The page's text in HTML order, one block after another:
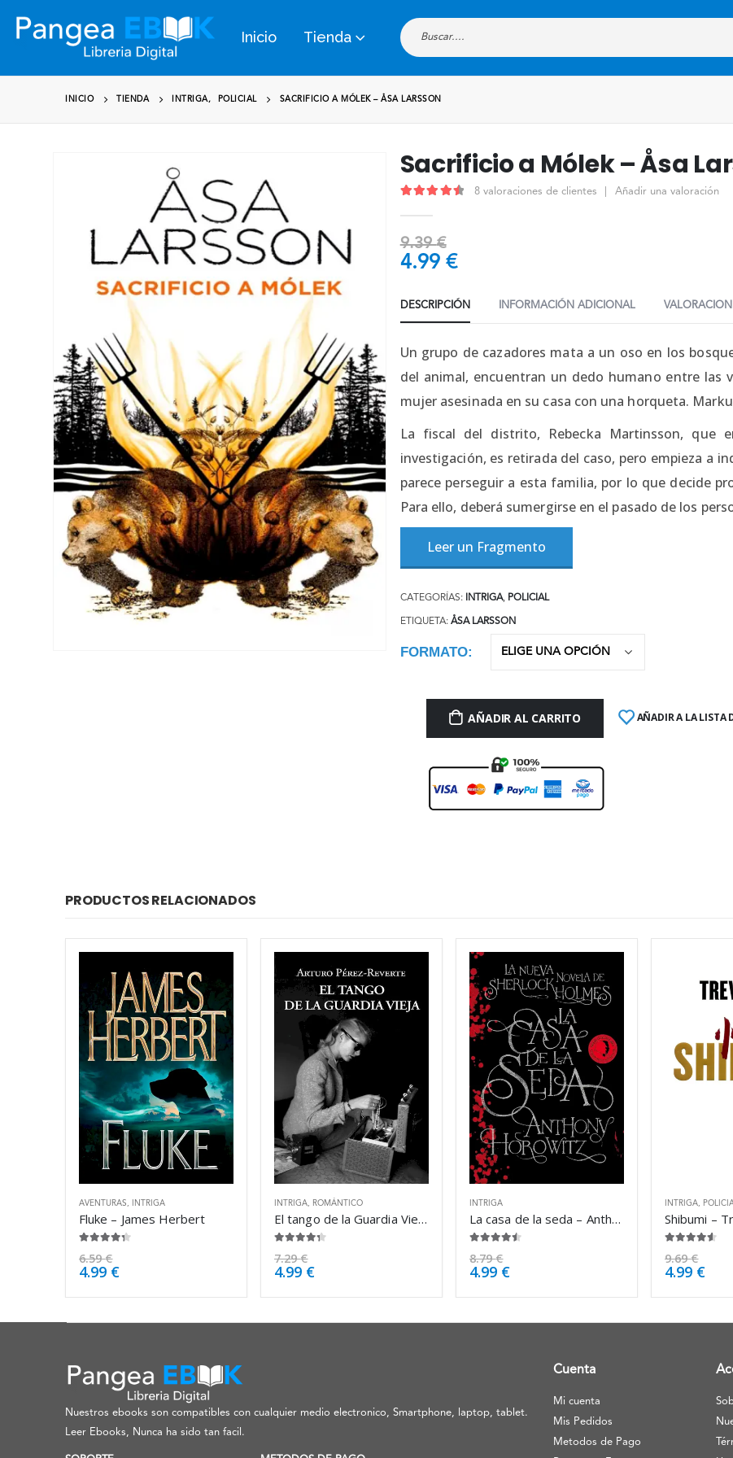
Inicio Tienda
INICIO TIENDA INTRIGA , POLICIAL SACRIFICIO A MÓLEK – ÅSA LARSSON
Sacrificio a Mólek – Åsa
8valoraciones de clientes Añadir una valoración
9.39€
4.99 €
DESCRIPCIÓN INFORMACIÓN ADICIONAL
Un grupo de cazadores mata a un oso en los
del animal, encuentran un dedo humano entre las
mujer asesinada en su casa con una horqueta.
La fiscal del distrito, Rebecka Martinsson,
investigación, es retirada del caso, pero empieza a
parece perseguir a esta familia, por lo que decide
Para ello, deberá sumergirse en el pasado de los
Leer un Fragmento
CATEGORÍAS: INTRIGA, POLICIAL
ETIQUETA: ÅSA LARSSON
FORMATO
AÑADIR AL CARRITO AÑADIR A LA LISTA
PRODUCTOS RELACIONADOS
AVENTURAS INTRIGA
Fluke – James Herbert
6.59€
4.99 €
INTRIGA ROMÁNTICO
El tango de la Guardia Vieja – Arturo Pérez-Reverte
7.29€
4.99 €
INTRIGA
La casa de la seda – Anthony Horowitz
8.79€
4.99 €
INTRIGA
Shibumi –
9.69€
4.99 €
Nuestros ebooks son compatibles con cualquier medio electronico, Smartphone, laptop, tablet.
Leer Ebooks, Nunca ha sido tan facil.
Cuenta
Mi cuenta
Mis Pedidos
Metodos de Pago